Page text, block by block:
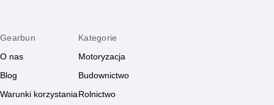
Gearbun
O nas
Blog
Warunki korzystania
Kategorie
Motoryzacja
Budownictwo
Rolnictwo